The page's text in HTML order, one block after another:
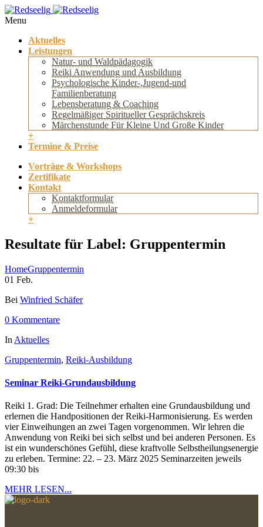
Menu
Aktuelles
Leistungen
Natur- und Waldpädagogik
Reiki Anwendung und Ausbildung
Psychologische Kinder-,Jugend-und
Familienberatung
Lebensberatung & Coaching
Regelmäßiger Spiritueller Gesprächskreis
Märchenstunde Für Kleine Und Große Kinder
+
Termine & Preise
Vorträge & Workshops
Zertifikate
Kontakt
Kontaktformular
Anmeldeformular
+
Resultate für Label: Gruppentermin
HomeGruppentermin
01 Feb.
Bei Winfried Schäfer
0 Kommentare
In Aktuelles
Gruppentermin, Reiki-Ausbildung
Seminar Reiki-Grundausbildung
Reiki 1. Grad: Die Teilnehmer erhalten eine Grundausbildung und
erlernen die Handpositionen der Reiki-Harmonisierung. Es werden
vier Einweihungen an zwei Tagen vorgenommen. Wir lehren die
Anwendung von Reiki bei sich selbst und bei anderen Personen. Es
ist ein wunderschönes Gefühl, diese kraftvolle Selbstheilungsenergie
zu erleben. Termine: 22. – 23. März 2025 Seminarzeiten jeweils
09:30 bis
MEHR LESEN...